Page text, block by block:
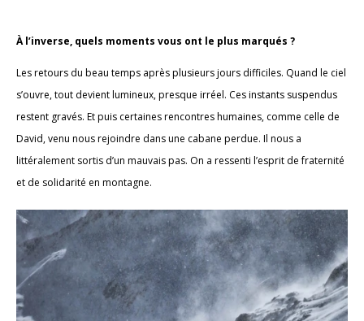
À l’inverse, quels moments vous ont le plus marqués ?
Les retours du beau temps après plusieurs jours difficiles. Quand le ciel
s’ouvre, tout devient lumineux, presque irréel. Ces instants suspendus
restent gravés. Et puis certaines rencontres humaines, comme celle de
David, venu nous rejoindre dans une cabane perdue. Il nous a
littéralement sortis d’un mauvais pas. On a ressenti l’esprit de fraternité
et de solidarité en montagne.